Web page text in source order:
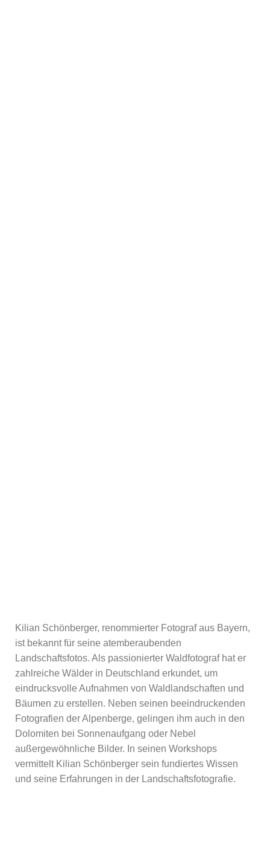
Kilian Schönberger, renommierter Fotograf aus Bayern,
ist bekannt für seine atemberaubenden
Landschaftsfotos. Als passionierter Waldfotograf hat er
zahlreiche Wälder in Deutschland erkundet, um
eindrucksvolle Aufnahmen von Waldlandschaften und
Bäumen zu erstellen. Neben seinen beeindruckenden
Fotografien der Alpenberge, gelingen ihm auch in den
Dolomiten bei Sonnenaufgang oder Nebel
außergewöhnliche Bilder. In seinen Workshops
vermittelt Kilian Schönberger sein fundiertes Wissen
und seine Erfahrungen in der Landschaftsfotografie.